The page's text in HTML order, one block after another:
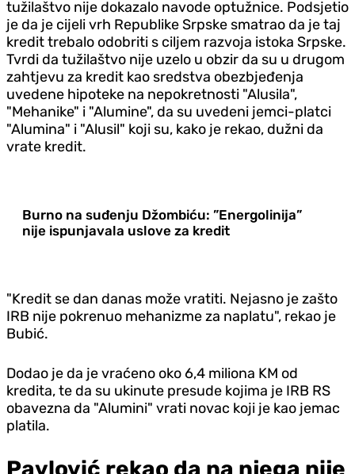
tužilaštvo nije dokazalo navode optužnice. Podsjetio
je da je cijeli vrh Republike Srpske smatrao da je taj
kredit trebalo odobriti s ciljem razvoja istoka Srpske.
Tvrdi da tužilaštvo nije uzelo u obzir da su u drugom
zahtjevu za kredit kao sredstva obezbjeđenja
uvedene hipoteke na nepokretnosti "Alusila",
"Mehanike" i "Alumine", da su uvedeni jemci-platci
"Alumina" i "Alusil" koji su, kako je rekao, dužni da
vrate kredit.
Burno na suđenju Džombiću: ”Energolinija”
nije ispunjavala uslove za kredit
"Kredit se dan danas može vratiti. Nejasno je zašto
IRB nije pokrenuo mehanizme za naplatu", rekao je
Bubić.
Dodao je da je vraćeno oko 6,4 miliona KM od
kredita, te da su ukinute presude kojima je IRB RS
obavezna da "Alumini" vrati novac koji je kao jemac
platila.
Pavlović rekao da na njega nije